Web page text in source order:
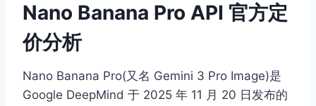
Nano Banana Pro API 官方定
价分析
Nano Banana Pro(又名 Gemini 3 Pro Image)是
Google DeepMind 于 2025 年 11 月 20 日发布的